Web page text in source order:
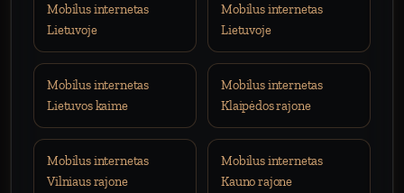
Mobilus internetas
Lietuvoje
Mobilus internetas
Lietuvoje
Mobilus internetas
Lietuvos kaime
Mobilus internetas
Klaipėdos rajone
Mobilus internetas
Vilniaus rajone
Mobilus internetas
Kauno rajone